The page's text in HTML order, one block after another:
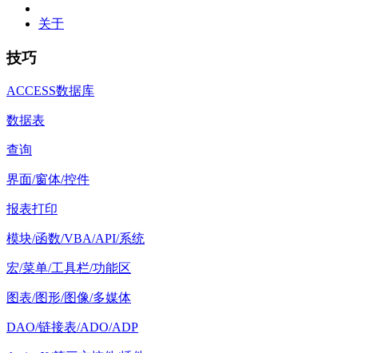
关于
技巧
ACCESS数据库
数据表
查询
界面/窗体/控件
报表打印
模块/函数/VBA/API/系统
宏/菜单/工具栏/功能区
图表/图形/图像/多媒体
DAO/链接表/ADO/ADP